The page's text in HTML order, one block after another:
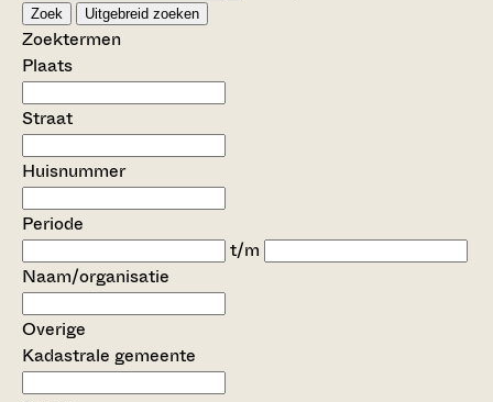
Zoek Uitgebreid zoeken
Zoektermen
Plaats
Straat
Huisnummer
Periode
t/m
Naam/organisatie
Overige
Kadastrale gemeente